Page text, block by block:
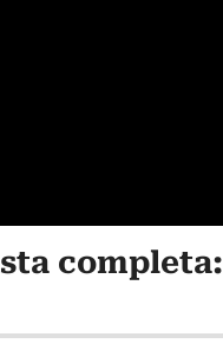
completa: